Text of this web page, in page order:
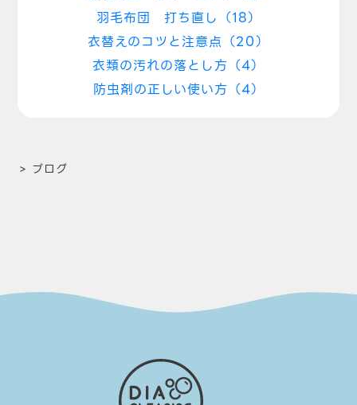
羽毛布団 打ち直し（18）
衣替えのコツと注意点（20）
衣類の汚れの落とし方（4）
防虫剤の正しい使い方（4）
> ブログ